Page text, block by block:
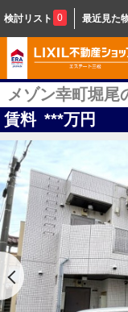
検討リスト 0 最近見た
メゾン幸町堀尾
賃料 ***万円